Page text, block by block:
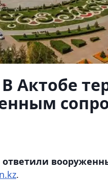
Актобе
ответили
.